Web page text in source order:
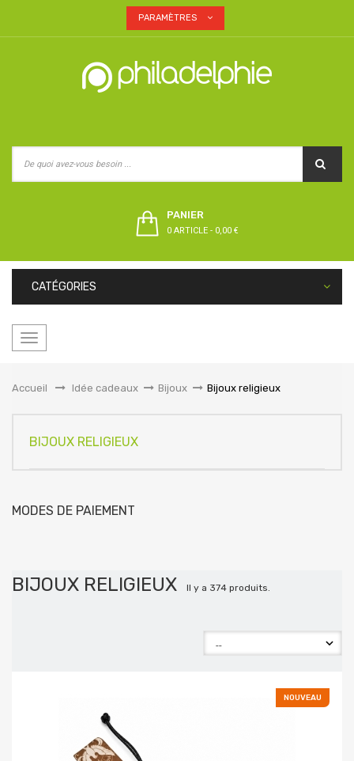
PARAMÈTRES
PANIER
0 ARTICLE - 0,00 €
CATÉGORIES
Basculer
Accueil
&gt;Idée cadeaux > Bijoux > Bijoux religieux
BIJOUX RELIGIEUX
MODES DE PAIEMENT
BIJOUX RELIGIEUX Il y a 374 produits.
NOUVEAU